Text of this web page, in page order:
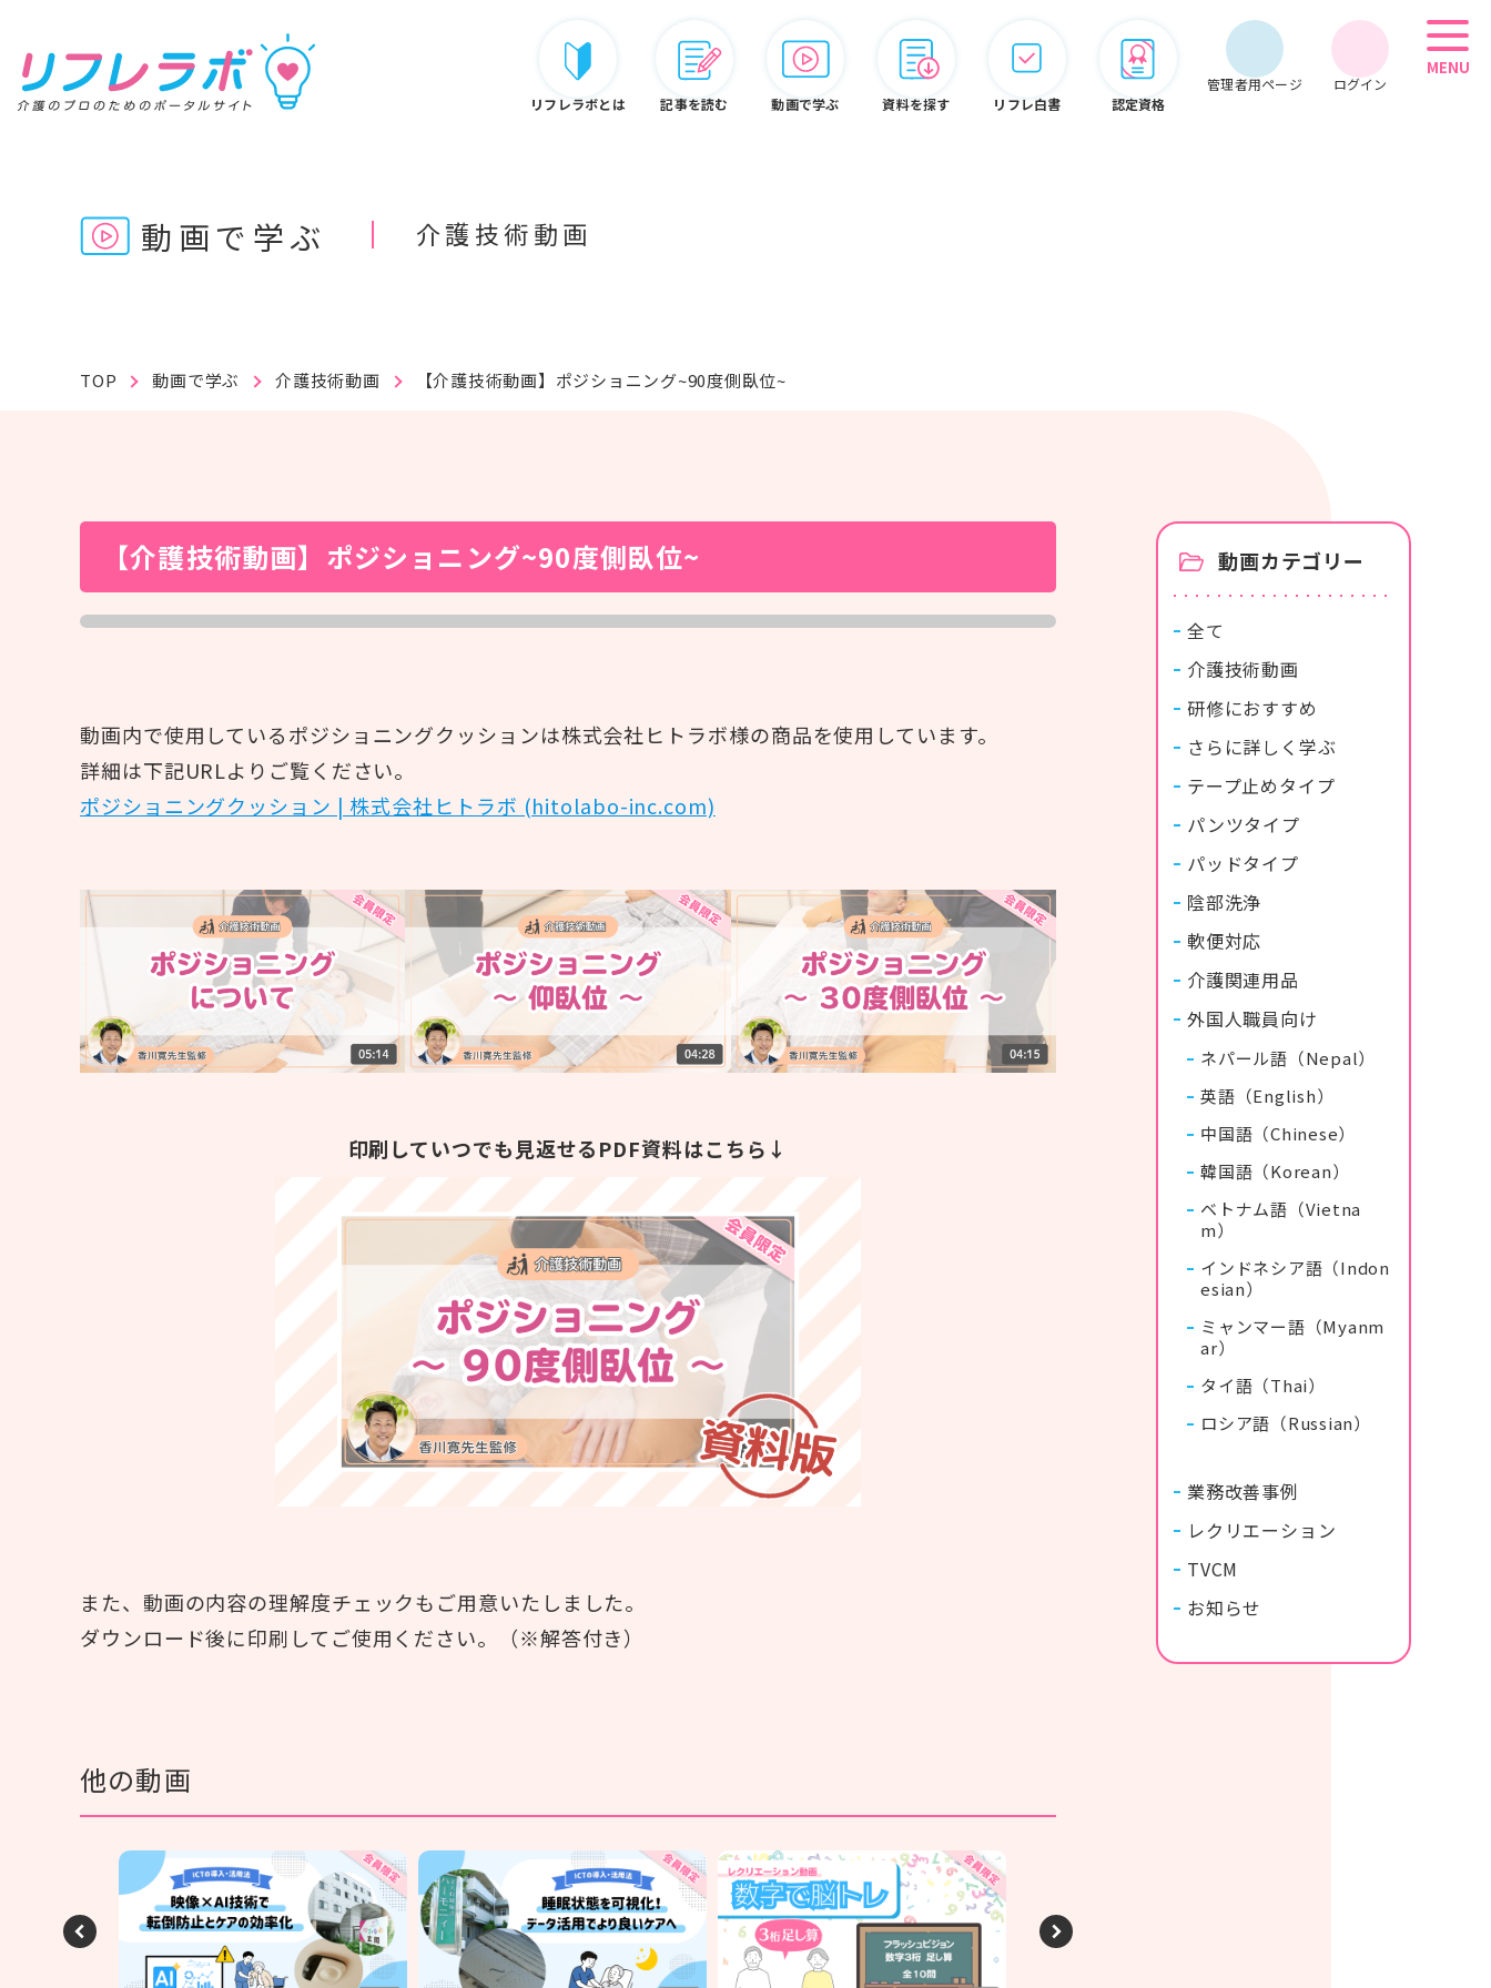
リフレラボとは 記事を読む 動画で学ぶ 資料を探す リフレ白書 認定資格
管理者用ページ ログイン
MENU
#事例紹介
#外国語対応 #排便 #経営者向け #現場向け
紙おむつの選び方使い方
個人情報保護方針利用規約 お問い合わせ
動画で学ぶ 介護技術動画
TOP 動画で学ぶ 介護技術動画 【介護技術動画】ポジショニング~90度側臥位~
【介護技術動画】ポジショニング~90度側臥位~
会員ログインで続きを見る
動画内で使用しているポジショニングクッションは株式会社ヒトラボ様の商品を使用しています。
詳細は下記URLよりご覧ください。
ポジショニングクッション | 株式会社ヒトラボ (hitolabo-inc.com)
印刷していつでも見返せるPDF資料はこちら↓
また、動画の内容の理解度チェックもご用意いたしました。
ダウンロード後に印刷してご使用ください。（※解答付き）
他の動画
動画カテゴリー
全て
介護技術動画
研修におすすめ
さらに詳しく学ぶ
テープ止めタイプ
パンツタイプ
パッドタイプ
陰部洗浄
軟便対応
介護関連用品
外国人職員向け
ネパール語（Nepal）
英語（English）
中国語（Chinese）
韓国語（Korean）
ベトナム語（Vietna
m）
インドネシア語（Indon
esian）
ミャンマー語（Myanm
ar）
タイ語（Thai）
ロシア語（Russian）
業務改善事例
レクリエーション
TVCM
お知らせ